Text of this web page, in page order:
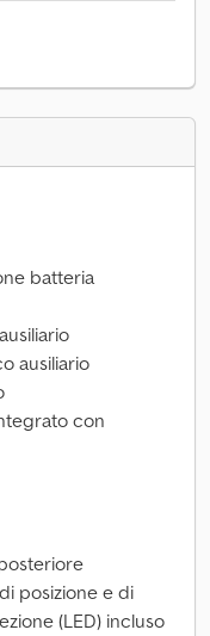
batteria
ausiliario
con
posizione e di
(LED) incluso